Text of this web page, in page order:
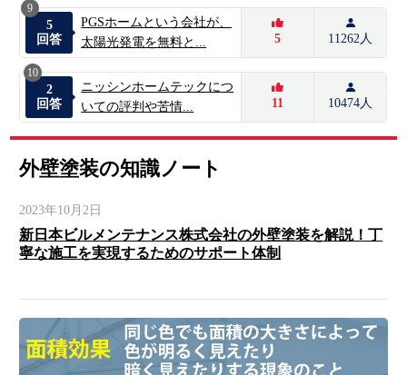
9
5
回答
PGSホームという会社が、
太陽光発電を無料と...
5 11262人
10
2
回答
ニッシンホームテックにつ
いての評判や苦情...
11 10474人
外壁塗装の知識ノート
2023年10月2日
新日本ビルメンテナンス株式会社の外壁塗装を解説！丁
寧な施工を実現するためのサポート体制